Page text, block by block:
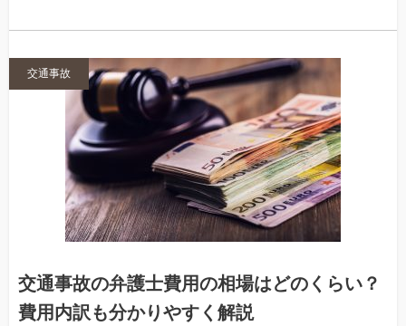
交通事故
交通事故の弁護士費用の相場はどのくらい？
費用内訳も分かりやすく解説